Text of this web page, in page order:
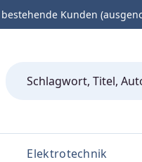
Kunden
Elektrotechnik